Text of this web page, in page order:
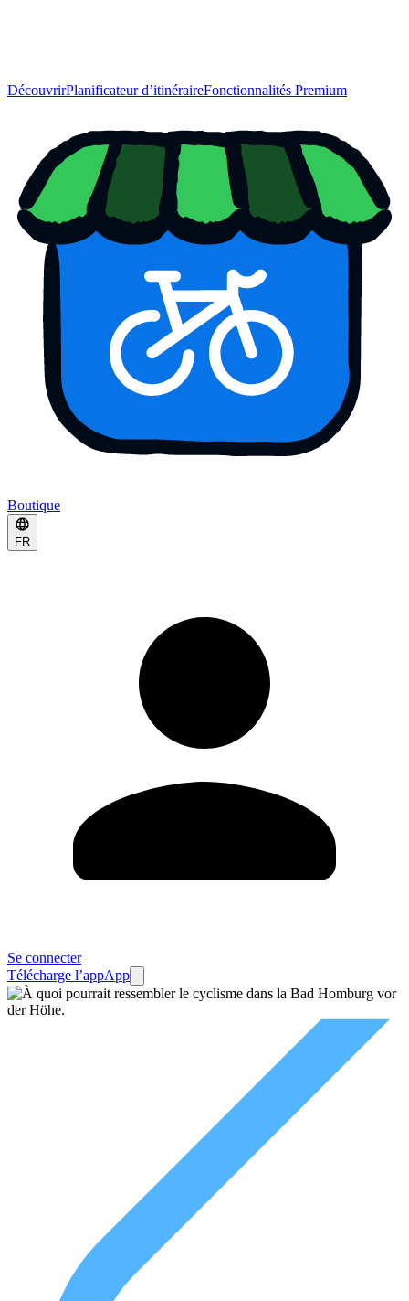
DécouvrirPlanificateur d’itinéraireFonctionnalités Premium
Boutique
FR
Se connecter
Télécharge l’appApp